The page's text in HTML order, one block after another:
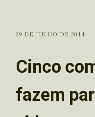
29 DE JULHO DE 2014
Cinco
fazem